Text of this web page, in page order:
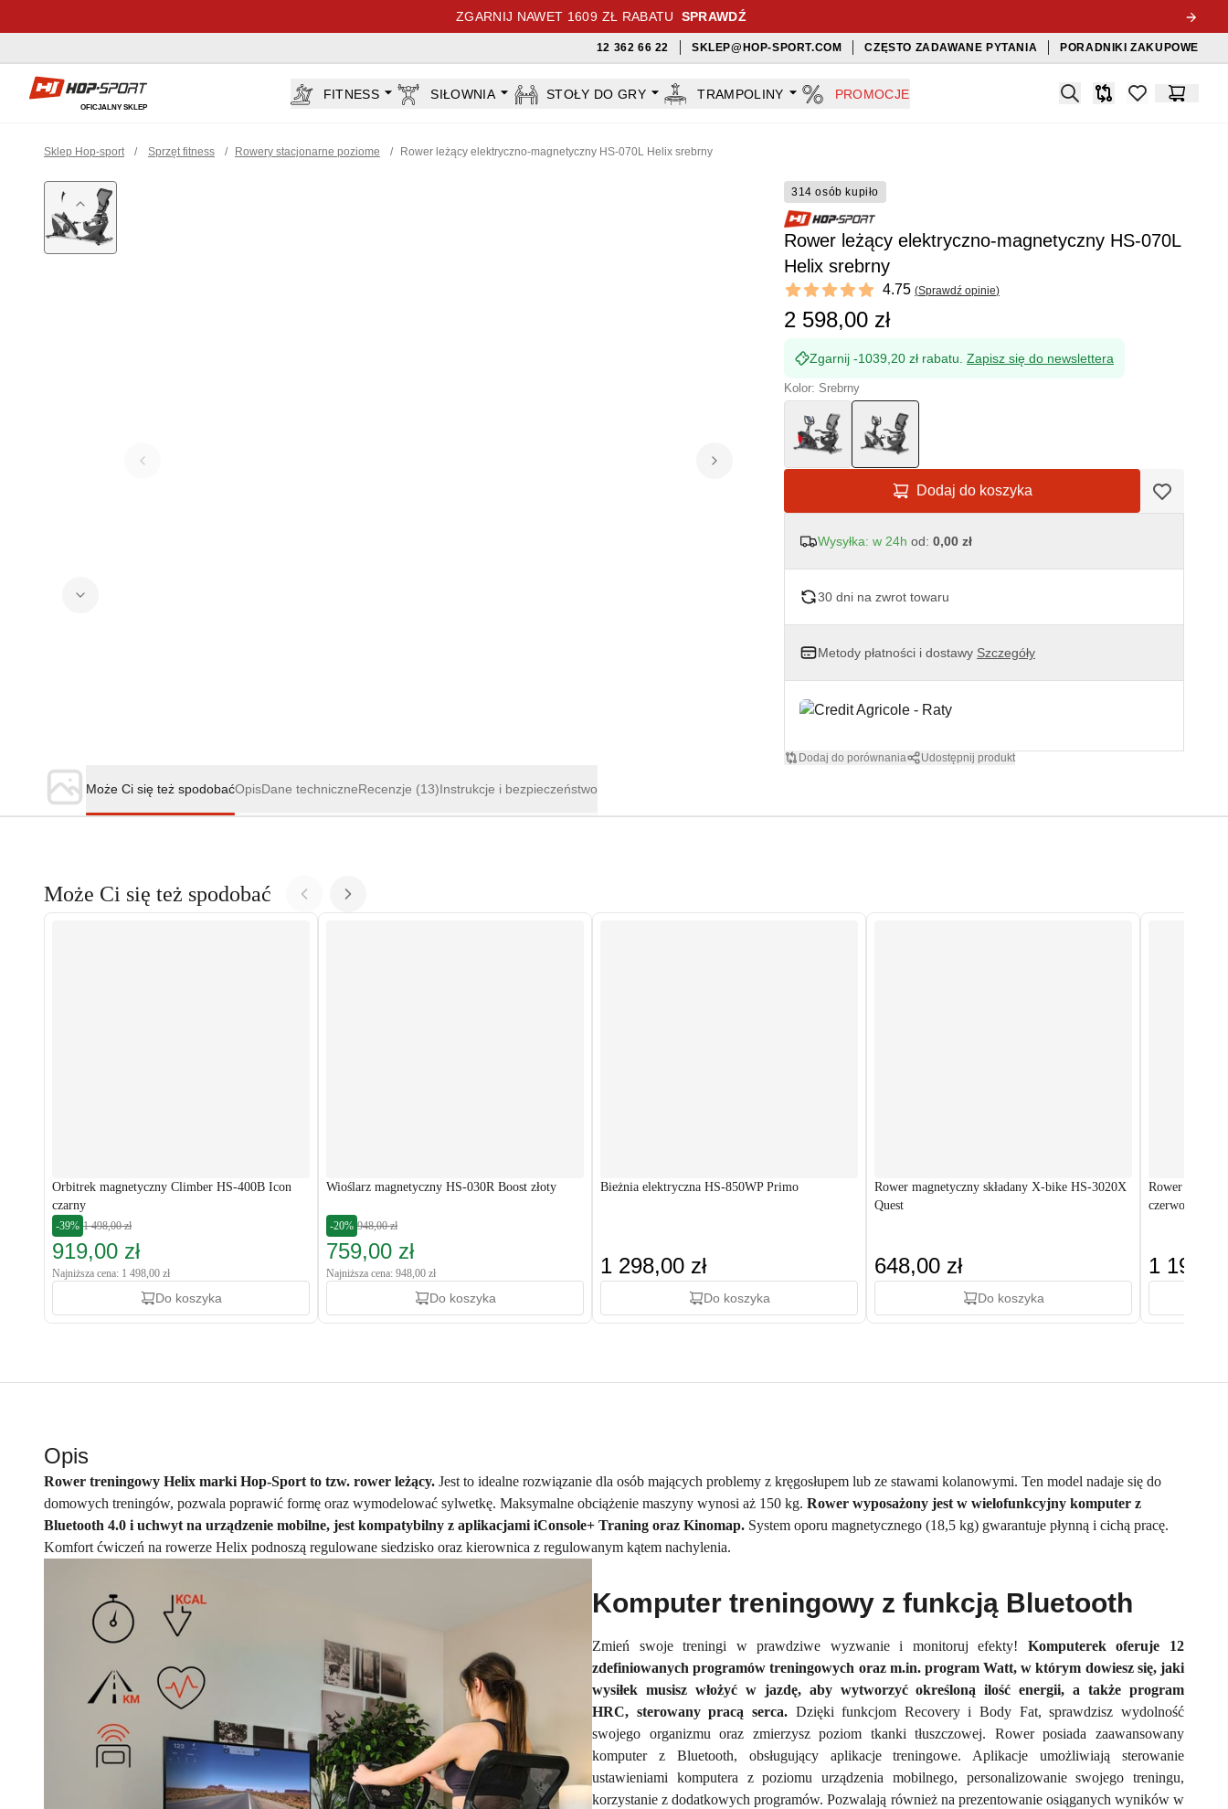
ZGARNIJ NAWET 1609 ZŁ RABATU SPRAWDŹ
12 362 66 22 SKLEP@HOP-SPORT.COM CZĘSTO ZADAWANE PYTANIA PORADNIKI ZAKUPOWE
Sklep Hop-sport.pl
OFICJALNY SKLEP
FITNESS SIŁOWNIA STOŁY DO GRY TRAMPOLINY PROMOCJE Search
Porównywarka
items inKoszyk
Sklep Hop-sport / Sprzęt fitness / Rowery stacjonarne poziome / Rower leżący elektryczno-magnetyczny HS-070L Helix srebrny
314 osób kupiło
Rower leżący elektryczno-magnetyczny HS-070L
Helix srebrny
Reviews
4.75 out of 5 stars 4.75 (Sprawdź opinie)
2 598,00 zł
Zgarnij -1039,20 zł rabatu. Zapisz się do newslettera
Kolor: Srebrny
Dodaj do koszyka
Wysyłka: w 24h od: 0,00 zł
30 dni na zwrot towaru
Metody płatności i dostawy Szczegóły
Dodaj do porównania Udostępnij produkt
Może Ci się też spodobaćOpisDane techniczneRecenzje (13)Instrukcje i bezpieczeństwo
Może Ci się też spodobać
Orbitrek magnetyczny Climber HS-400B Icon
czarny
-39% 1 498,00 zł
919,00 zł
Najniższa cena: 1 498,00 zł
Do koszyka
Wioślarz magnetyczny HS-030R Boost złoty
-20% 948,00 zł
759,00 zł
Najniższa cena: 948,00 zł
Do koszyka
Bieżnia elektryczna HS-850WP Primo
1 298,00 zł
Do koszyka
Rower magnetyczny składany X-bike HS-3020X
Quest
648,00 zł
Do koszyka
Rower
czerwony
1
Opis
Rower treningowy Helix marki Hop-Sport to tzw. rower leżący. Jest to idealne rozwiązanie dla osób mających problemy z kręgosłupem lub ze stawami kolanowymi. Ten model nadaje się do
domowych treningów, pozwala poprawić formę oraz wymodelować sylwetkę. Maksymalne obciążenie maszyny wynosi aż 150 kg. Rower wyposażony jest w wielofunkcyjny komputer z
Bluetooth 4.0 i uchwyt na urządzenie mobilne, jest kompatybilny z aplikacjami iConsole+ Traning oraz Kinomap. System oporu magnetycznego (18,5 kg) gwarantuje płynną i cichą pracę.
Komfort ćwiczeń na rowerze Helix podnoszą regulowane siedzisko oraz kierownica z regulowanym kątem nachylenia.
Komputer treningowy z funkcją Bluetooth
Zmień swoje treningi w prawdziwe wyzwanie i monitoruj efekty! Komputerek oferuje 12
zdefiniowanych programów treningowych oraz m.in. program Watt, w którym dowiesz się, jaki
wysiłek musisz włożyć w jazdę, aby wytworzyć określoną ilość energii, a także program
HRC, sterowany pracą serca. Dzięki funkcjom Recovery i Body Fat, sprawdzisz wydolność
swojego organizmu oraz zmierzysz poziom tkanki tłuszczowej. Rower posiada zaawansowany
komputer z Bluetooth, obsługujący aplikacje treningowe. Aplikacje umożliwiają sterowanie
ustawieniami komputera z poziomu urządzenia mobilnego, personalizowanie swojego treningu,
korzystanie z dodatkowych programów. Pozwalają również na prezentowanie osiąganych wyników w